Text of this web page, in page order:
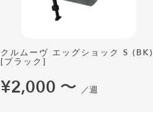
クルムーヴ エッグショック S (BK)
[ブラック]
¥2,000 〜 ／週